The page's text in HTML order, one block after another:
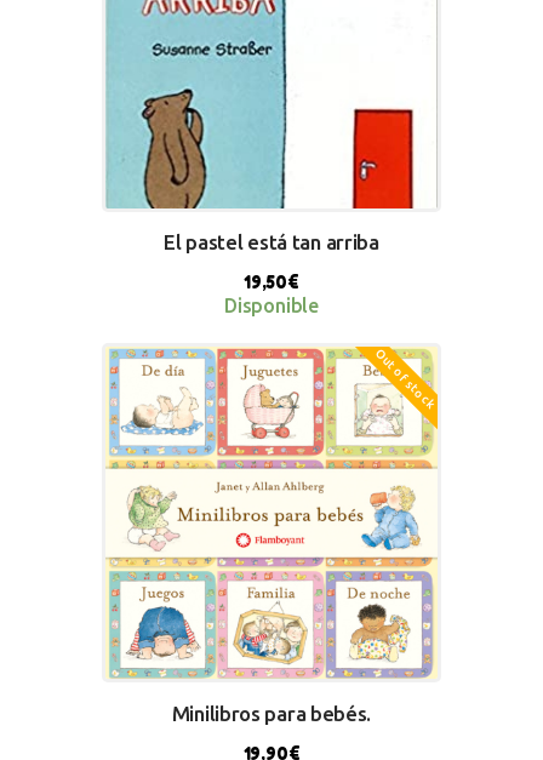
BUY NOW
El pastel está tan arriba
19,50€
Disponible
Out of stock
Minilibros para bebés.
19,90€